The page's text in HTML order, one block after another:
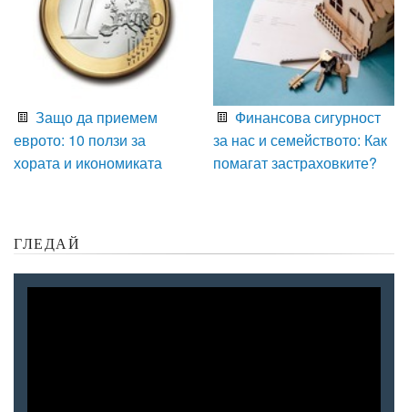
Защо да приемем
еврото: 10 ползи за
хората и икономиката
Финансова сигурност
за нас и семейството: Как
помагат застраховките?
ГЛЕДАЙ